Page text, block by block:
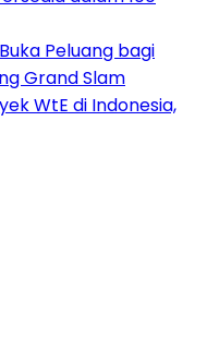
Peluang bagi
Grand Slam
WtE di Indonesia,